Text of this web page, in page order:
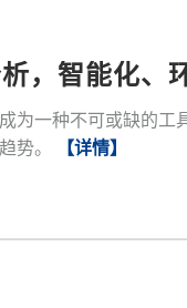
，智能化、
为一种不可或缺的
势。
【详情】